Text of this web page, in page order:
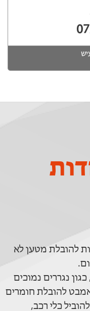
להובלת מטען לא
נגררים נמוכים
להובלת חומרים
כלי רכב,